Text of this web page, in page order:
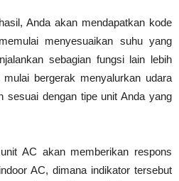
Anda akan mendapatkan kode
menyesuaikan suhu yang
sebagian fungsi lain lebih
bergerak menyalurkan udara
sesuai dengan tipe unit Anda yang
AC akan memberikan respons
AC, dimana indikator tersebut